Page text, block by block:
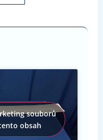
souborů
obsah